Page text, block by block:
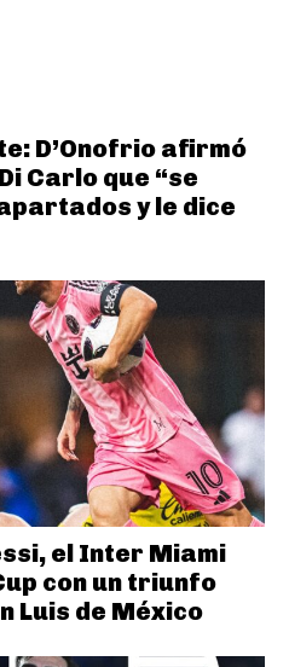
D’Onofrio afirmó
Carlo que “se
y le dice
el Inter Miami
con un triunfo
Luis de México